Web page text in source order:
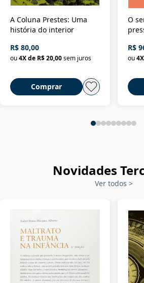
A Coluna Prestes: Uma
história do interior
R$ 80,00
ou4X de R$ 20,00sem juros
Comprar
O
R$
ou 4
Novidades
Ver todos >